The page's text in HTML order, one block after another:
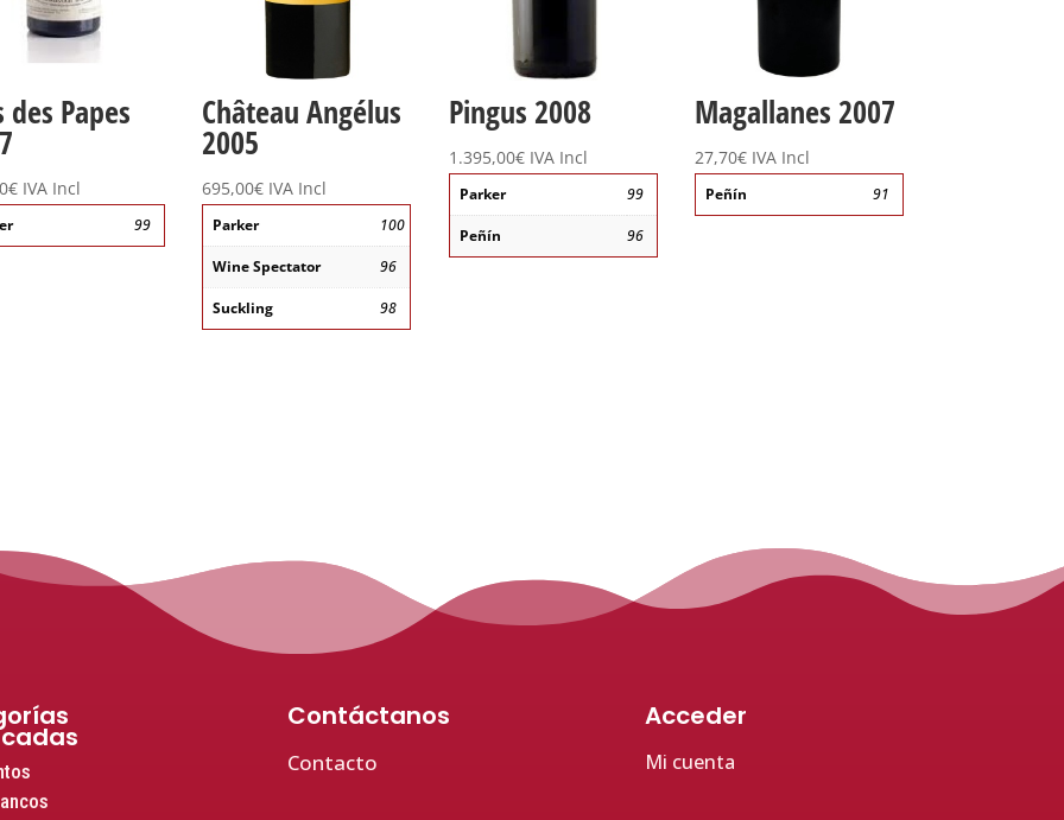
des Papes
€ IVA Incl
99
Château Angélus
2005
695,00€ IVA Incl
Parker 100
Wine Spectator 96
Suckling 98
Pingus 2008
1.395,00€ IVA Incl
Parker 99
Peñín 96
Magallanes 2007
27,70€ IVA Incl
Peñín 91
Contáctanos
Contacto
Acceder
Mi cuenta